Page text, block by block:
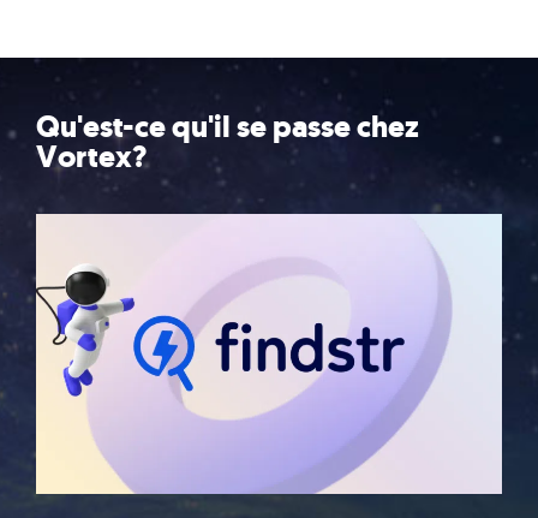
Qu'est-ce qu'il se passe chez
Vortex?